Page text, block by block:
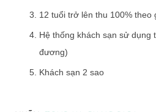
12 tuổi trở lên thu 100% theo
Hệ thống khách sạn sử dụng
đương)
Khách sạn 2 sao